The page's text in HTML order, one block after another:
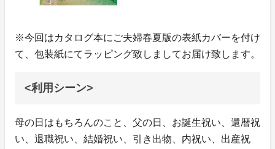
※今回はカタログ本にご夫婦春夏版の表紙カバーを付け
て、包装紙にてラッピング致しましてお届け致します。
<利用シーン>
母の日はもちろんのこと、父の日、お誕生祝い、還暦祝
い、退職祝い、結婚祝い、引き出物、内祝い、出産祝